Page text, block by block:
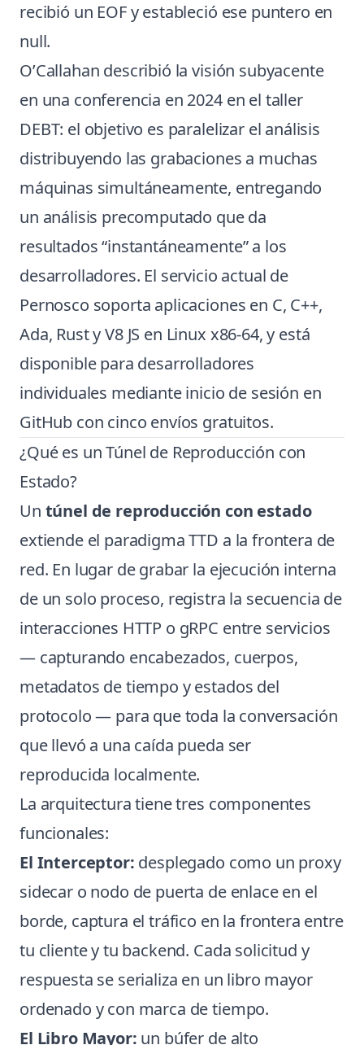
recibió un EOF y estableció ese puntero en
null.
O’Callahan describió la visión subyacente
en una conferencia en 2024 en el taller
DEBT: el objetivo es paralelizar el análisis
distribuyendo las grabaciones a muchas
máquinas simultáneamente, entregando
un análisis precomputado que da
resultados “instantáneamente” a los
desarrolladores. El servicio actual de
Pernosco soporta aplicaciones en C, C++,
Ada, Rust y V8 JS en Linux x86-64, y está
disponible para desarrolladores
individuales mediante inicio de sesión en
GitHub con cinco envíos gratuitos.
¿Qué es un Túnel de Reproducción con
Estado?
Un túnel de reproducción con estado
extiende el paradigma TTD a la frontera de
red. En lugar de grabar la ejecución interna
de un solo proceso, registra la secuencia de
interacciones HTTP o gRPC entre servicios
— capturando encabezados, cuerpos,
metadatos de tiempo y estados del
protocolo — para que toda la conversación
que llevó a una caída pueda ser
reproducida localmente.
La arquitectura tiene tres componentes
funcionales:
El Interceptor: desplegado como un proxy
sidecar o nodo de puerta de enlace en el
borde, captura el tráfico en la frontera entre
tu cliente y tu backend. Cada solicitud y
respuesta se serializa en un libro mayor
ordenado y con marca de tiempo.
El Libro Mayor: un búfer de alto